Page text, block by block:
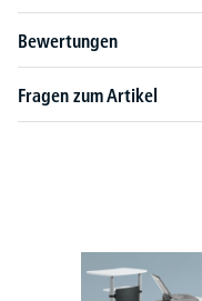
Bewertungen
Fragen zum Artikel